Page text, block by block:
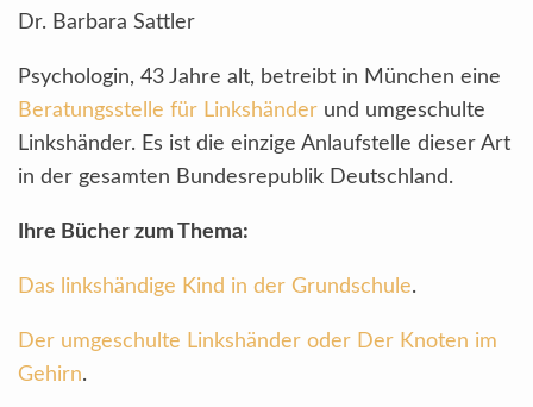
Dr. Barbara Sattler
Psychologin, 43 Jahre alt, betreibt in München eine
Beratungsstelle für Linkshänder und umgeschulte
Linkshänder. Es ist die einzige Anlaufstelle dieser Art
in der gesamten Bundesrepublik Deutschland.
Ihre Bücher zum Thema:
Das linkshändige Kind in der Grundschule.
Der umgeschulte Linkshänder oder Der Knoten im
Gehirn.